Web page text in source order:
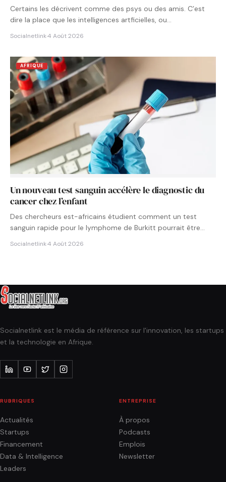
Certains les décrivent comme des psys ou des amis. C’est
dire la place que les intelligences artficielles, ou…
Socialnetlink·4 Août 2026
AFRIQUE
Un nouveau test sanguin accélère le diagnostic du
cancer chez l’enfant
Des chercheurs est-africains étudient comment un test
sanguin rapide pour le lymphome de Burkitt pourrait être
Socialnetlink·4 Août 2026
Socialnetlink est le média de référence sur l'innovation, les startups
et la technologie en Afrique.
RUBRIQUES
Actualités
Startups
Financement
Data & Intelligence
Leaders
ENTREPRISE
À propos
Podcasts
Emplois
Newsletter